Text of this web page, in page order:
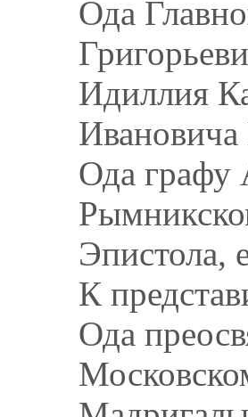
Ода
Идиллия
Ода графу
Эпистола,
К
Ода